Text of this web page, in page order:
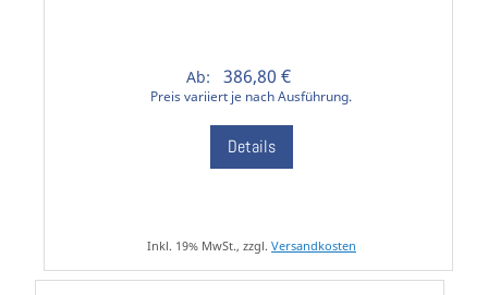
Ab: 386,80 €
Preis variiert je nach Ausführung.
Details
Inkl. 19% MwSt., zzgl. Versandkosten